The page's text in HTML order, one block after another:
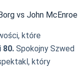
vs John McEnroe
które
80. Spokojny Szwed
który